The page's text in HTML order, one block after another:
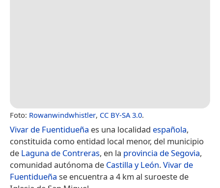
Foto: Rowanwindwhistler, CC BY-SA 3.0.
Vivar de Fuentidueña es una localidad española,
constituida como entidad local menor, del municipio
de Laguna de Contreras, en la provincia de Segovia,
comunidad autónoma de Castilla y León.Vivar de
Fuentidueña se encuentra a 4 km al suroeste de